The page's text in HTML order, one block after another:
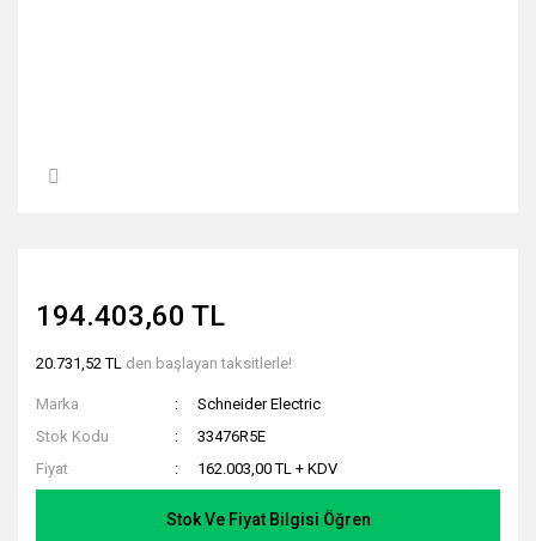
194.403,60 TL
20.731,52 TL den başlayan taksitlerle!
Marka
Schneider Electric
Stok Kodu
33476R5E
Fiyat
162.003,00 TL + KDV
Stok Ve Fiyat Bilgisi Öğren